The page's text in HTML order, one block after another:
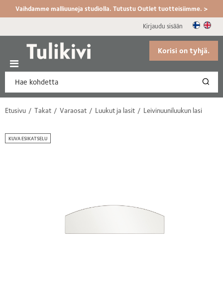
Vaihdamme malliuuneja studiolla. Tutustu Outlet tuotteisiimme. >
Kirjaudu sisään
Korisi on tyhjä.
Etusivu Takat Varaosat Luukut ja lasit Leivinuuniluukun lasi
KUVA ESIKATSELU